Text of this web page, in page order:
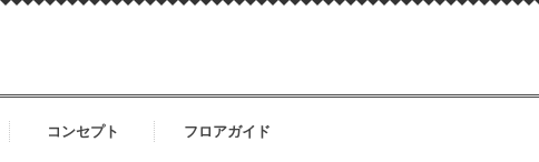
コンセプト フロアガイド